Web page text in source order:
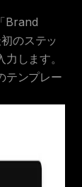
Brand
のステッ
します。
テンプレー